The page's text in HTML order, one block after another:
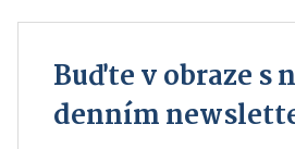
Buďte v obraze s
denním